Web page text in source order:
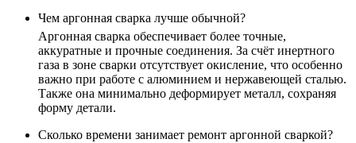
Чем аргонная сварка лучше обычной?
Аргонная сварка обеспечивает более точные,
аккуратные и прочные соединения. За счёт инертного
газа в зоне сварки отсутствует окисление, что особенно
важно при работе с алюминием и нержавеющей сталью.
Также она минимально деформирует металл, сохраняя
форму детали.
Сколько времени занимает ремонт аргонной сваркой?